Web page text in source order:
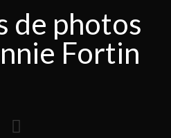
de photos
Fortin